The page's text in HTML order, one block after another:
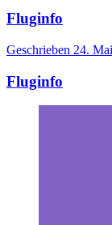
Fluginfo
Geschrieben 24.
Fluginfo